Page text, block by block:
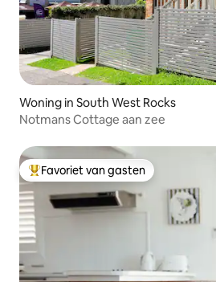
Woning in South West Rocks
Notmans Cottage aan zee
Topfavoriet van gasten
Favoriet van gasten